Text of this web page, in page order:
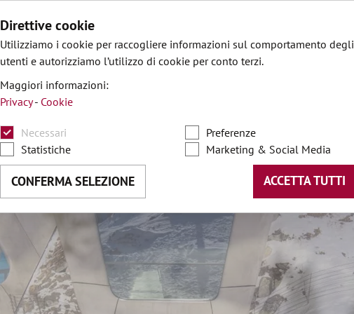
Direttive cookie
Utilizziamo i cookie per raccogliere informazioni sul comportamento degli
utenti e autorizziamo l’utilizzo di cookie per conto terzi.
Maggiori informazioni:
Privacy- Cookie
Necessari
Preferenze
Statistiche
Marketing & Social Media
CONFERMA SELEZIONE ACCETTA TUTTI